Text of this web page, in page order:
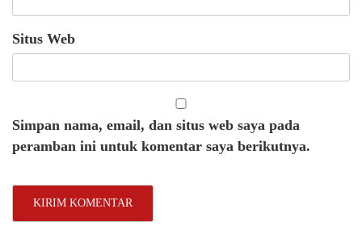
Situs Web
Simpan nama, email, dan situs web saya pada
peramban ini untuk komentar saya berikutnya.